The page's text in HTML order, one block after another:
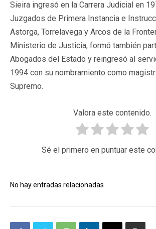
Sieira ingresó en la Carrera Judicial en
Juzgados de Primera Instancia e
Astorga, Torrelavega y Arcos de la
Ministerio de Justicia, formó también
Abogados del Estado y reingresó al
1994 con su nombramiento como
Supremo.
Valora este contenido.
Sé el primero en puntuar este
No hay entradas relacionadas